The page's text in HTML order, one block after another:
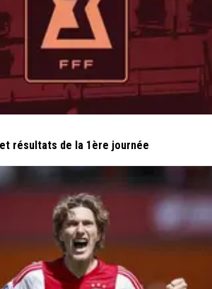
résultats de la 1ère journée